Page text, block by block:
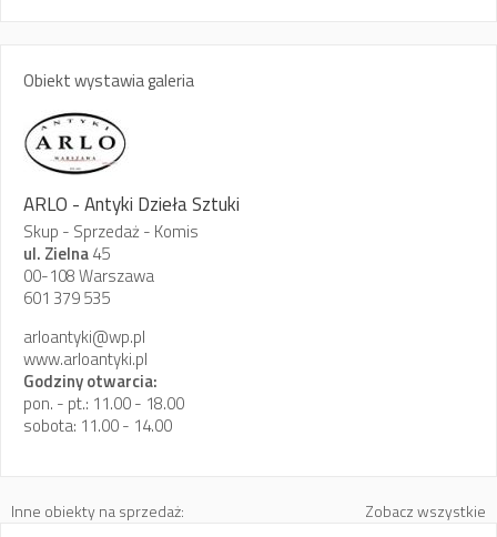
Obiekt wystawia galeria
ARLO - Antyki Dzieła Sztuki
Skup - Sprzedaż - Komis
ul. Zielna45
00-108 Warszawa
601 379 535
arloantyki@wp.pl
www.arloantyki.pl
Godziny otwarcia:
pon. - pt.: 11.00 - 18.00
sobota: 11.00 - 14.00
Inne obiekty na sprzedaż: Zobacz wszystkie